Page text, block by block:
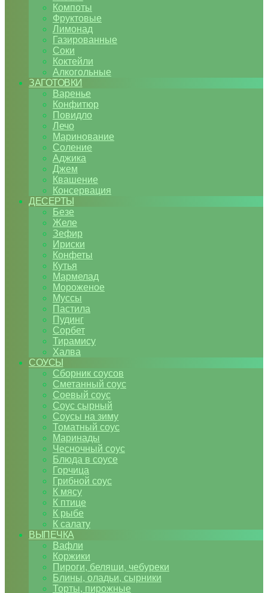
Компоты
Фруктовые
Лимонад
Газированные
Соки
Коктейли
Алкогольные
ЗАГОТОВКИ
Варенье
Конфитюр
Повидло
Лечо
Маринование
Соление
Аджика
Джем
Квашение
Консервация
ДЕСЕРТЫ
Безе
Желе
Зефир
Ириски
Конфеты
Кутья
Мармелад
Мороженое
Муссы
Пастила
Пудинг
Сорбет
Тирамису
Халва
СОУСЫ
Сборник соусов
Сметанный соус
Соевый соус
Соус сырный
Соусы на зиму
Томатный соус
Маринады
Чесночный соус
Блюда в соусе
Горчица
Грибной соус
К мясу
К птице
К рыбе
К салату
ВЫПЕЧКА
Вафли
Коржики
Пироги, беляши, чебуреки
Блины, оладьи, сырники
Торты, пирожные